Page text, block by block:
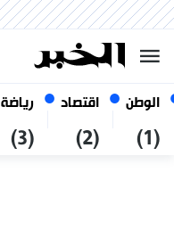
الوطن
(1)
اقتصاد
(2)
رياضة
(3)
06 أغسطس 2026